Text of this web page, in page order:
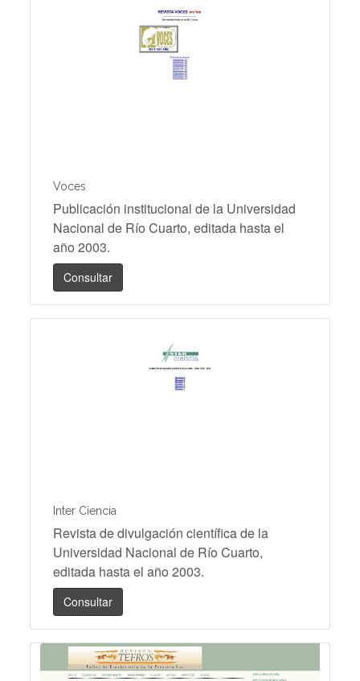
Voces
Publicación institucional de la Universidad
Nacional de Río Cuarto, editada hasta el
año 2003.
Consultar
Inter Ciencia
Revista de divulgación científica de la
Universidad Nacional de Río Cuarto,
editada hasta el año 2003.
Consultar